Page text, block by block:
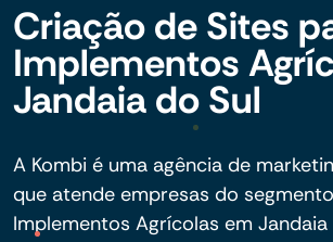
Criação de Sites
Implementos
Jandaia do Sul
A Kombi é uma agência de
que atende empresas do
Implementos Agrícolas em Jandaia